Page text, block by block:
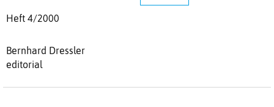
Heft 4/2000
Bernhard Dressler
editorial